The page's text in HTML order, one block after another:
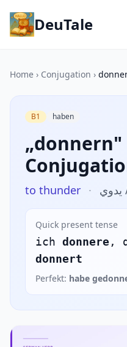
DeuTale
Home › Conjugation ›
B1 haben
„donnern"
to thunder · يدوي
Quick present tense
ich donnere ,
donnert
Perfekt: habe